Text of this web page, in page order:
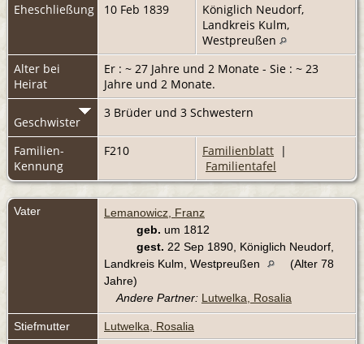
Eheschließung
10 Feb 1839
Königlich Neudorf,
Landkreis Kulm,
Westpreußen
Alter bei
Heirat
Er : ~ 27 Jahre und 2 Monate - Sie : ~ 23
Jahre und 2 Monate.
Geschwister
3 Brüder und 3 Schwestern
Familien-
Kennung
F210 Familienblatt |
Familientafel
Vater
Lemanowicz, Franz
geb. um 1812
gest. 22 Sep 1890, Königlich Neudorf,
Landkreis Kulm, Westpreußen
(Alter 78
Jahre)
Andere Partner: Lutwelka, Rosalia
Stiefmutter Lutwelka, Rosalia